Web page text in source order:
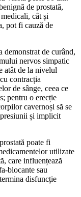
de prostată,
cât și
pot fi cauză de
demonstrat de curând,
nervos simpatic
atât de la nivelul
contracția
de sânge, ceea ce
pentru o erecție
cavernoși să se
presiunii și implicit
poate fi
utilizate
care influențează
blocante sau
disfuncție